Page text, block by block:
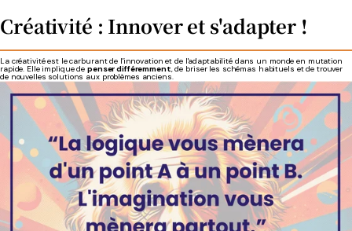
Créativité : Innover et s'adapter !
La créativité est le carburant de l'innovation et de l'adaptabilité dans un monde en mutation
rapide. Elle implique de penser différemment, de briser les schémas habituels et de trouver
de nouvelles solutions aux problèmes anciens.